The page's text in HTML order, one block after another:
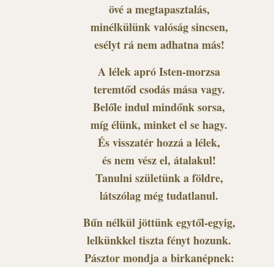
övé a megtapasztalás,
minélkülünk valóság sincsen,
esélyt rá nem adhatna más!
A lélek apró Isten-morzsa
teremtőd csodás mása vagy.
Belőle indul mindőnk sorsa,
míg élünk, minket el se hagy.
És visszatér hozzá a lélek,
és nem vész el, átalakul!
Tanulni születünk a földre,
látszólag még tudatlanul.
Bűn nélkül jöttünk egytől-egyig,
lelkünkkel tiszta fényt hozunk.
Pásztor mondja a birkanépnek: